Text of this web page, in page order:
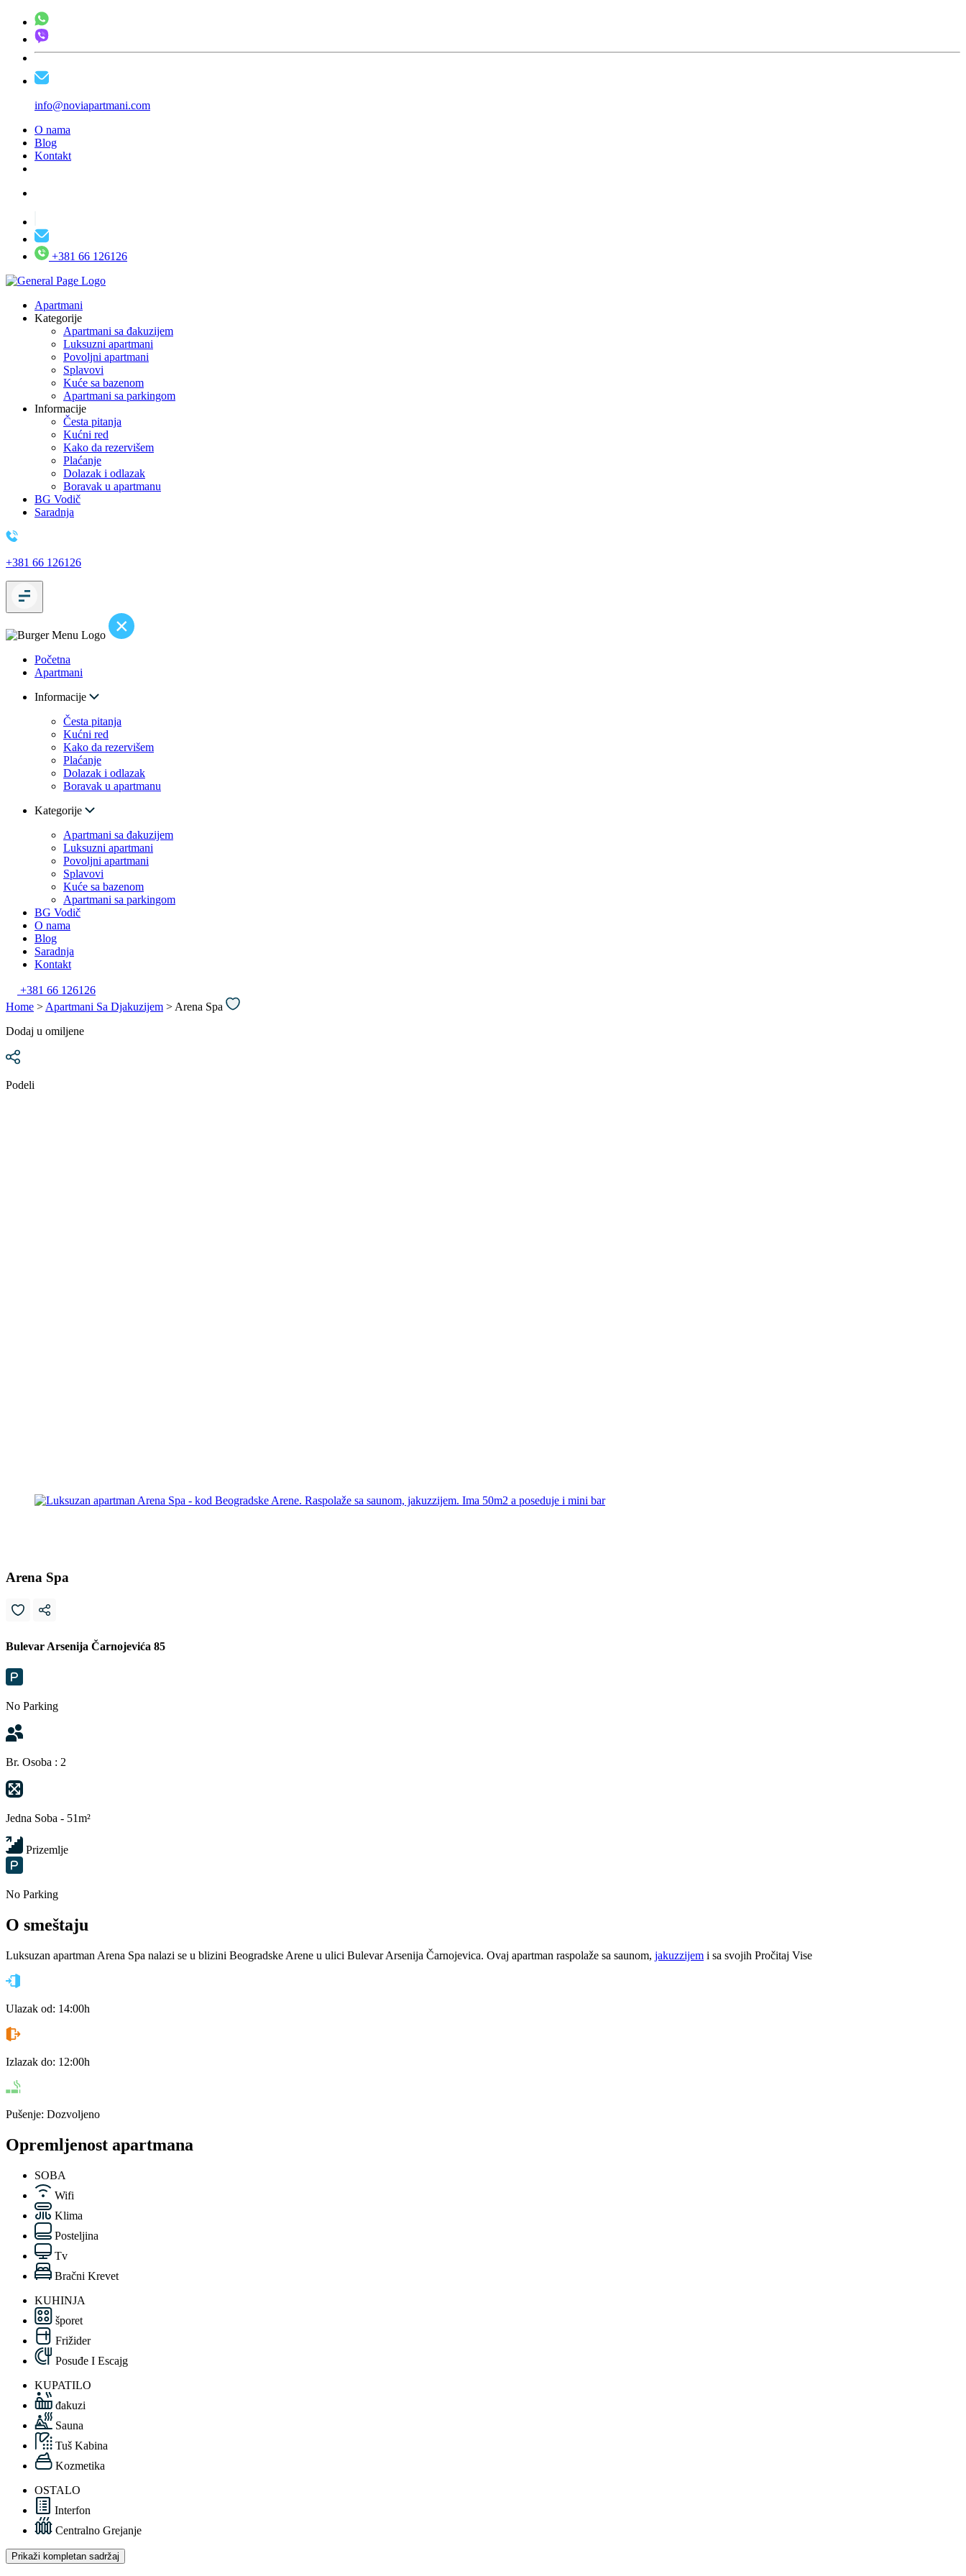
info@noviapartmani.com
O nama
Blog
Kontakt
+381 66 126126
Apartmani
Kategorije
Apartmani sa đakuzijem
Luksuzni apartmani
Povoljni apartmani
Splavovi
Kuće sa bazenom
Apartmani sa parkingom
Informacije
Česta pitanja
Kućni red
Kako da rezervišem
Plaćanje
Dolazak i odlazak
Boravak u apartmanu
BG Vodič
Saradnja
+381 66 126126
Početna
Apartmani
Informacije
Česta pitanja
Kućni red
Kako da rezervišem
Plaćanje
Dolazak i odlazak
Boravak u apartmanu
Kategorije
Apartmani sa đakuzijem
Luksuzni apartmani
Povoljni apartmani
Splavovi
Kuće sa bazenom
Apartmani sa parkingom
BG Vodič
O nama
Blog
Saradnja
Kontakt
+381 66 126126
Home > Apartmani Sa Djakuzijem > Arena Spa
Dodaj u omiljene
Podeli
Arena Spa
Bulevar Arsenija Čarnojevića 85
No Parking
Br. Osoba : 2
Jedna Soba - 51m²
Prizemlje
No Parking
O smeštaju
Luksuzan apartman Arena Spa nalazi se u blizini Beogradske Arene u ulici Bulevar Arsenija Čarnojevica. Ovaj apartman raspolaže sa saunom, jakuzzijem i sa svojih Pročitaj Vise
Ulazak od: 14:00h
Izlazak do: 12:00h
Pušenje: Dozvoljeno
Opremljenost apartmana
SOBA
Wifi
Klima
Posteljina
Tv
Bračni Krevet
KUHINJA
šporet
Frižider
Posuđe I Escajg
KUPATILO
đakuzi
Sauna
Tuš Kabina
Kozmetika
OSTALO
Interfon
Centralno Grejanje
Prikaži kompletan sadržaj